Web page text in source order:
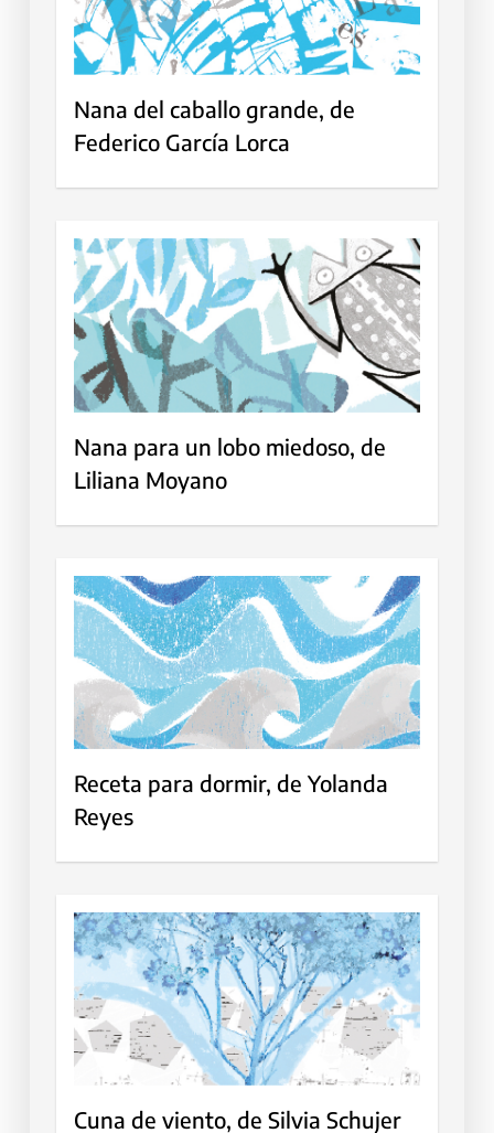
Nana del caballo grande, de
Federico García Lorca
Nana para un lobo miedoso, de
Liliana Moyano
Receta para dormir, de Yolanda
Reyes
Cuna de viento, de Silvia Schujer